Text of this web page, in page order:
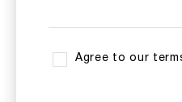
Agree to our